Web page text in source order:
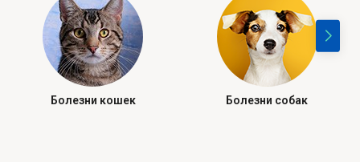
Болезни кошек Болезни собак